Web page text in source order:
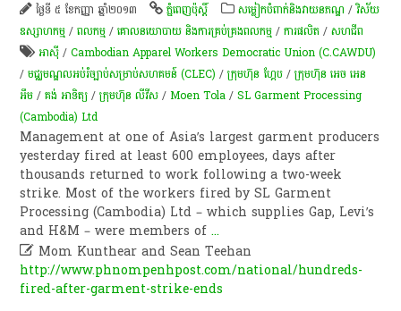
ថ្ងៃទី ៥ ខែកញ្ញា ឆ្នាំ២០១៣ ភ្នំពេញប៉ុស្តិ៍ ​សម្លៀក​បំពាក់​និង​វាយ​ន​ភ​ណ្ឌ​ /វិស័យ
ឧស្សាហកម្ម /ពល​កម្ម /គោលនយោបាយ និងការគ្រប់គ្រងពលកម្ម/ការផលិត​ /សហជីព
អាស៊ី /Cambodian Apparel Workers Democratic Union (C.CAWDU)
/មជ្ឈមណ្ឌលអប់រំច្បាប់សម្រាប់សហគមន៍ (CLEC) /ក្រុមហ៊ុន ហ្គែប /ក្រុមហ៊ុន អេច អេន
អឹម /គង់ អាទិត្យ /ក្រុមហ៊ុន លីវីស /Moen Tola /SL Garment Processing
(Cambodia) Ltd
Management at one of Asia’s largest garment producers
yesterday fired at least 600 employees, days after
thousands returned to work following a two-week
strike. Most of the workers fired by SL Garment
Processing (Cambodia) Ltd – which supplies Gap, Levi’s
and H&M – were members of...
 Mom Kunthear and Sean Teehan
http://www.phnompenhpost.com/national/hundreds-
fired-after-garment-strike-ends